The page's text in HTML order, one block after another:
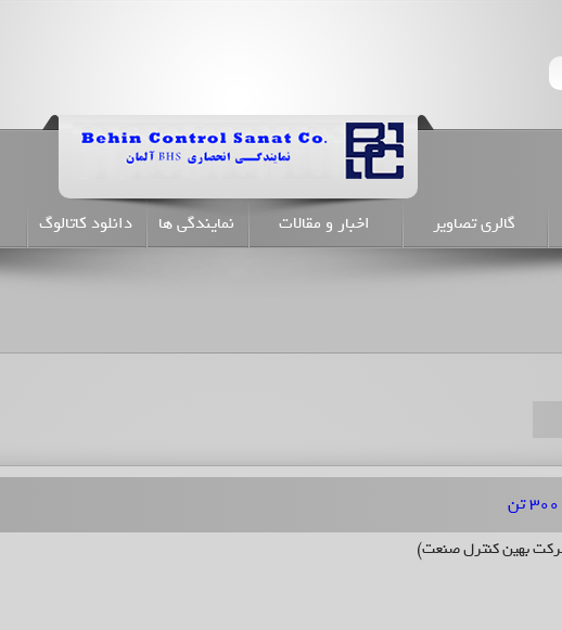
گالری تصاویر اخبار و مقالات نمایندگی ها دانلود کاتالوگ